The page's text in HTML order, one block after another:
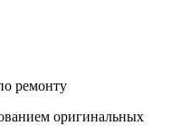
ремонту
оригинальных